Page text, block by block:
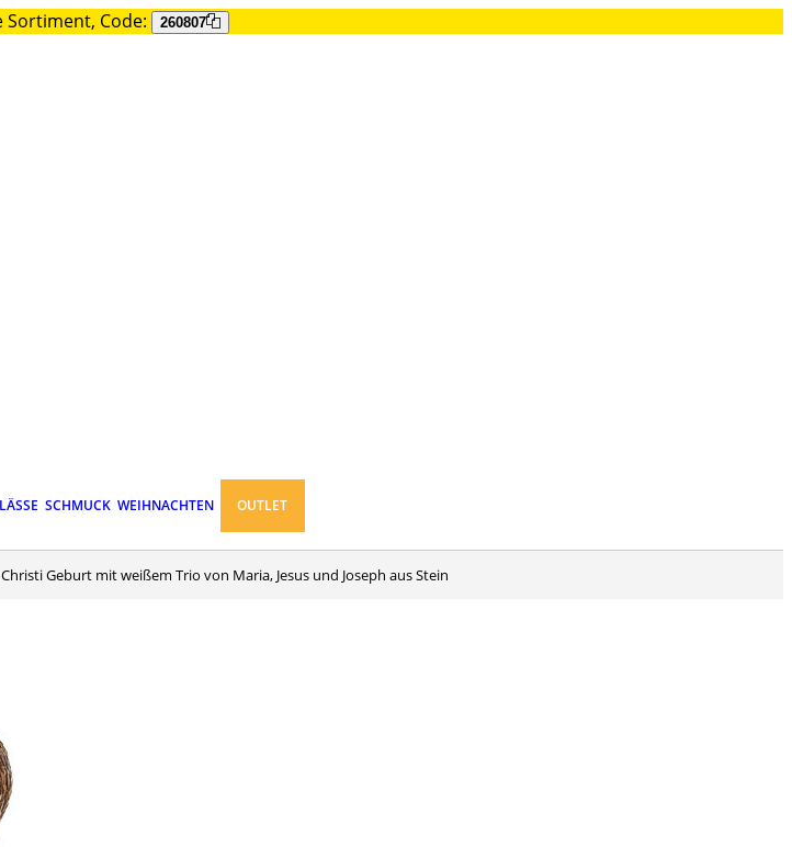
Sortiment, Code: 260807
SCHMUCK WEIHNACHTEN OUTLET
Christi Geburt mit weißem Trio von Maria, Jesus und Joseph aus Stein